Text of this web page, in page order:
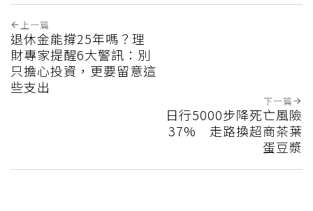
上一篇
退休金能撐25年嗎？理
財專家提醒6大警訊：別
只擔心投資，更要留意這
些支出
下一篇
日行5000步降死亡風險
37% 走路換超商茶葉
蛋豆漿